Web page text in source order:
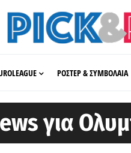
ΡΟΣΤΕΡ & ΣΥΜΒΟΛΑΙΑ
για